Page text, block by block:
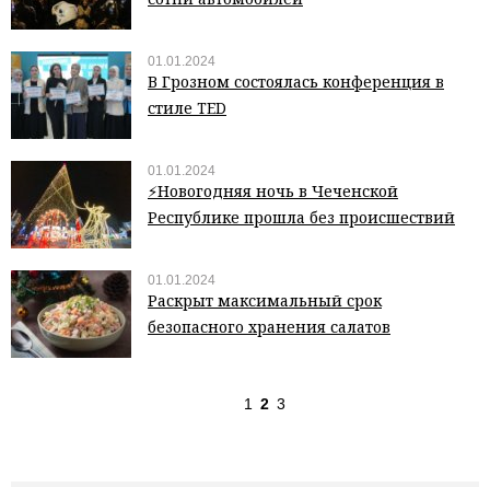
01.01.2024
В Грозном состоялась конференция в
стиле TED
01.01.2024
⚡Новогодняя ночь в Чеченской
Республике прошла без происшествий
01.01.2024
Раскрыт максимальный срок
безопасного хранения салатов
1 2 3